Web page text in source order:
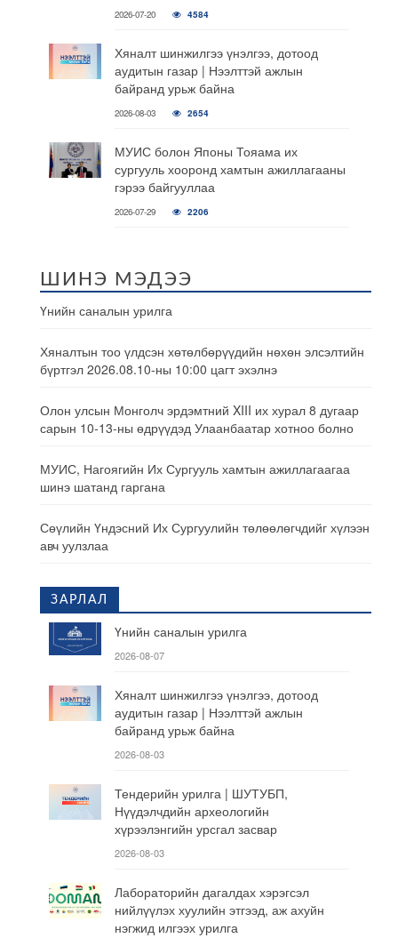
2026-07-20 4584
Хяналт шинжилгээ үнэлгээ, дотоод
аудитын газар | Нээлттэй ажлын
байранд урьж байна
2026-08-03 2654
МУИС болон Японы Тояама их
сургууль хооронд хамтын ажиллагааны
гэрээ байгууллаа
2026-07-29 2206
ШИНЭ МЭДЭЭ
Үнийн саналын урилга
Хяналтын тоо үлдсэн хөтөлбөрүүдийн нөхөн элсэлтийн
бүртгэл 2026.08.10-ны 10:00 цагт эхэлнэ
Олон улсын Монголч эрдэмтний XIII их хурал 8 дугаар
сарын 10-13-ны өдрүүдэд Улаанбаатар хотноо болно
МУИС, Нагоягийн Их Сургууль хамтын ажиллагаагаа
шинэ шатанд гаргана
Сөүлийн Үндэсний Их Сургуулийн төлөөлөгчдийг хүлээн
авч уулзлаа
ЗАРЛАЛ
Үнийн саналын урилга
2026-08-07
Хяналт шинжилгээ үнэлгээ, дотоод
аудитын газар | Нээлттэй ажлын
байранд урьж байна
2026-08-03
Тендерийн урилга | ШУТУБП,
Нүүдэлчдийн археологийн
хүрээлэнгийн урсгал засвар
2026-08-03
Лабораторийн дагалдах хэрэгсэл
нийлүүлэх хуулийн этгээд, аж ахуйн
нэгжид илгээх урилга